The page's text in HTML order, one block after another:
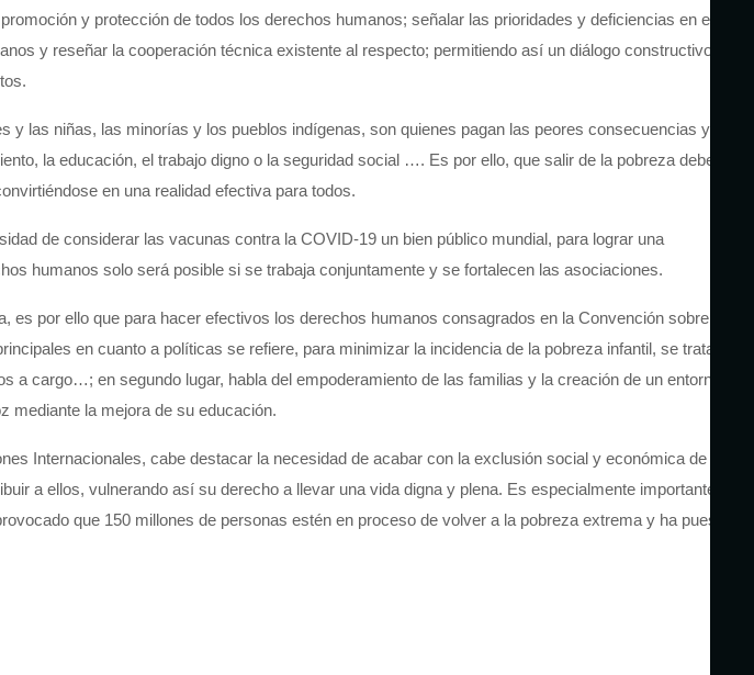
y protección de todos los derechos humanos; señalar las prioridades y deficiencias en el
y reseñar la cooperación técnica existente al respecto; permitiendo así un diálogo constructivo
.
y las niñas, las minorías y los pueblos indígenas, son quienes pagan las peores consecuencias y
la educación, el trabajo digno o la seguridad social …. Es por ello, que salir de la pobreza debe
en una realidad efectiva para todos.
de considerar las vacunas contra la COVID-19 un bien público mundial, para lograr una
humanos solo será posible si se trabaja conjuntamente y se fortalecen las asociaciones.
es por ello que para hacer efectivos los derechos humanos consagrados en la Convención sobre
en cuanto a políticas se refiere, para minimizar la incidencia de la pobreza infantil, se trata;
cargo…; en segundo lugar, habla del empoderamiento de las familias y la creación de un entorno
mediante la mejora de su educación.
Internacionales, cabe destacar la necesidad de acabar con la exclusión social y económica de
a ellos, vulnerando así su derecho a llevar una vida digna y plena. Es especialmente importante
que 150 millones de personas estén en proceso de volver a la pobreza extrema y ha puesto